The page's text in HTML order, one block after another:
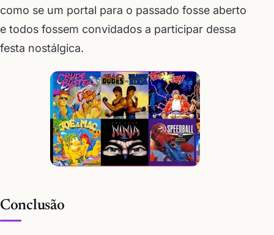
como se um portal para o passado fosse aberto
e todos fossem convidados a participar dessa
festa nostálgica.
Conclusão